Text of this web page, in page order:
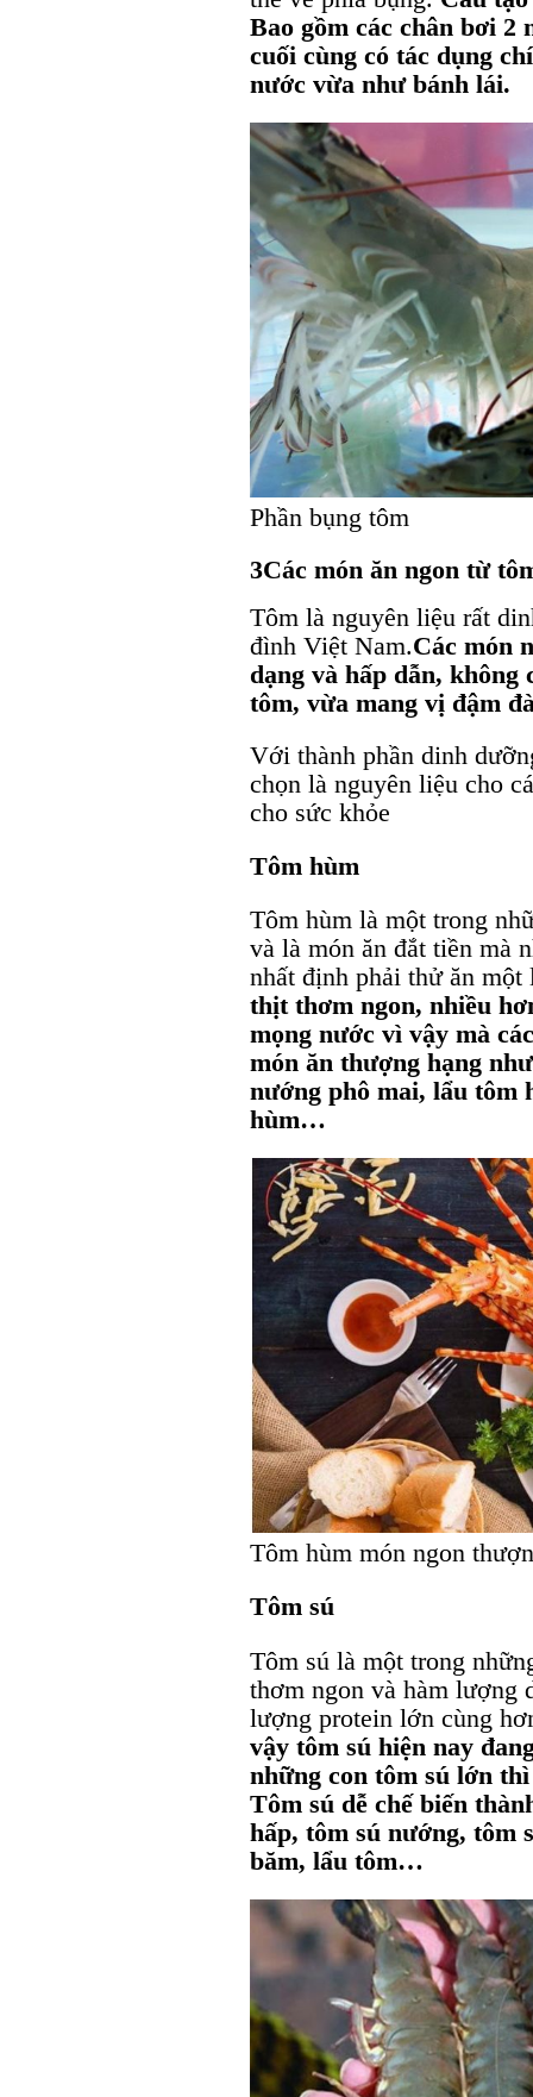
Bao gồm các chân bơi 2
cuối cùng có tác dụng
nước vừa như bánh lái.
Phần bụng tôm
3Các món ăn ngon từ
Tôm là nguyên liệu rất
đình Việt Nam.Các món
dạng và hấp dẫn,
tôm, vừa mang vị đậm
Với thành phần dinh
chọn là nguyên liệu cho
cho sức khỏe
Tôm hùm
Tôm hùm là một trong
và là món ăn đắt tiền mà
nhất định phải thử ăn
thịt thơm ngon, nhiều
mọng nước vì vậy mà
món ăn thượng hạng
nướng phô mai, lẩu tôm
hùm…
Tôm hùm món ngon
Tôm sú
Tôm sú là một trong
thơm ngon và hàm lượng
lượng protein lớn cùng
vậy tôm sú hiện nay
những con tôm sú lớn
Tôm sú dễ chế biến
hấp, tôm sú nướng, tôm
băm, lẩu tôm…